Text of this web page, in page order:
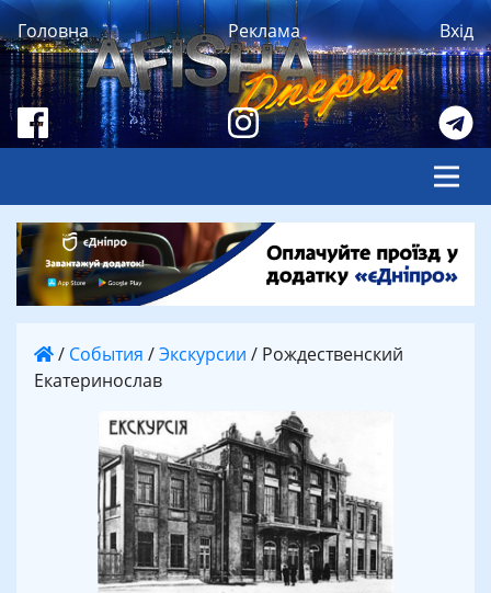
Головна Реклама Вхід
/ События /Экскурсии / Рождественский
Екатеринослав